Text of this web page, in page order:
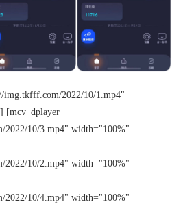
img.tkfff.com/2022/10/1.mp4"
[mcv_dplayer
2022/10/3.mp4" width="100%"
2022/10/2.mp4" width="100%"
2022/10/4.mp4" width="100%"